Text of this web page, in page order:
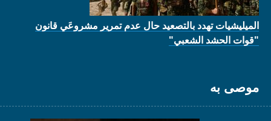
الميليشيات تهدد بالتصعيد حال عدم تمرير مشروعَي قانون
"قوات الحشد الشعبي"
موصى به